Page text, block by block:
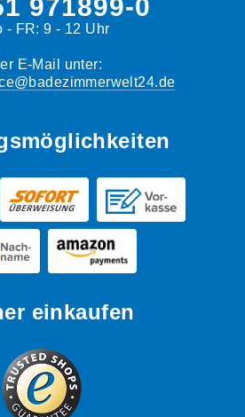
971899-0
- FR: 9 - 12 Uhr
E-Mail unter:
einkaufen